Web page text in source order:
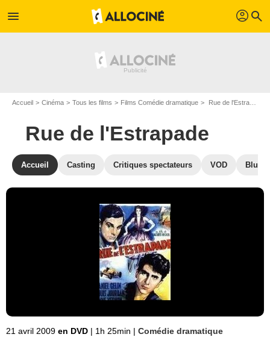
menu profil search
Accueil Cinéma Tous les films Films Comédie dramatique Rue de l'Estrapade de Jacques Becker
Rue de l'Estrapade
Accueil Casting Critiques spectateurs VOD Blu-
21 avril 2009 en DVD | 1h 25min | Comédie dramatique